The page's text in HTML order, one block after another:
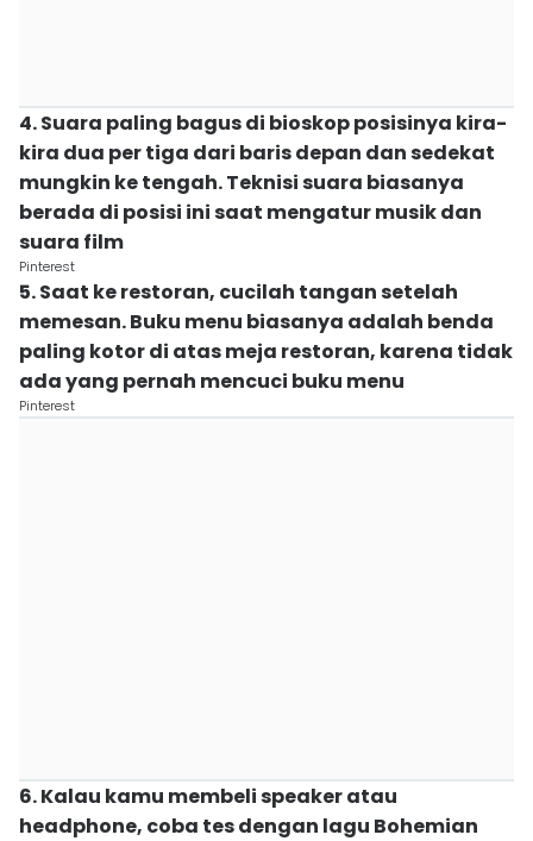
4. Suara paling bagus di bioskop posisinya kira-
kira dua per tiga dari baris depan dan sedekat
mungkin ke tengah. Teknisi suara biasanya
berada di posisi ini saat mengatur musik dan
suara film
Pinterest
5. Saat ke restoran, cucilah tangan setelah
memesan. Buku menu biasanya adalah benda
paling kotor di atas meja restoran, karena tidak
ada yang pernah mencuci buku menu
Pinterest
6. Kalau kamu membeli speaker atau
headphone, coba tes dengan lagu Bohemian